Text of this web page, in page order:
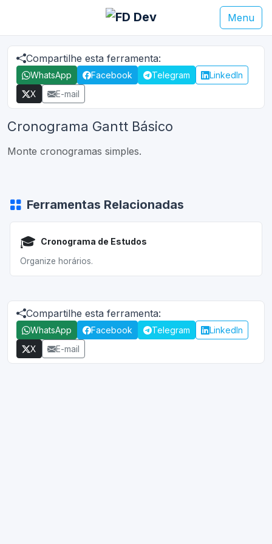
Menu
Compartilhe esta ferramenta:
WhatsApp Facebook Telegram
LinkedIn
X
E-mail
Cronograma Gantt Básico
Monte cronogramas simples.
Ferramentas Relacionadas
🎓 Cronograma de Estudos
Organize horários.
Compartilhe esta ferramenta:
WhatsApp Facebook Telegram
LinkedIn
X
E-mail